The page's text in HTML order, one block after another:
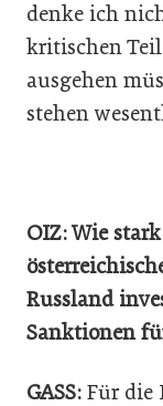
denke ich
kritischen
ausgehen
stehen
OIZ: Wie
Russland
Sanktionen
GASS: Für die